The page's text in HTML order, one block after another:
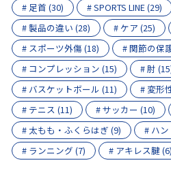
# 足首 (30)
# SPORTS LINE (29)
# 製品の違い (28)
# ケア (25)
# スポーツ外傷 (18)
# 関節の保
# コンプレッション (15)
# 肘
# バスケットボール (11)
# 変形
# テニス (11)
# サッカー (10)
# 太もも・ふくらはぎ (9)
# ハ
# ランニング (7)
# アキレス腱 (6)